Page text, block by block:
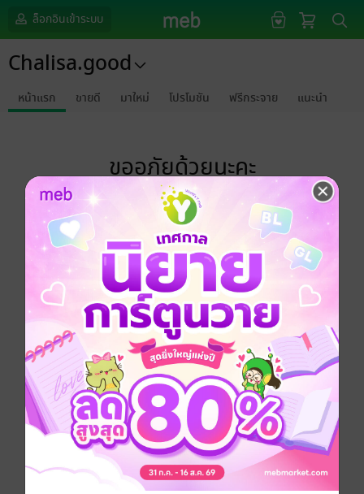
ล็อกอินเข้าระบบ
Chalisa.good
หน้าแรก ขายดี มาใหม่ โปรโมชัน ฟรีกระจาย แนะนำ
ขออภัยด้วยนะคะ
ไม่พบข้อมูลในหัวข้อที่คุณกำลังชมค่ะ